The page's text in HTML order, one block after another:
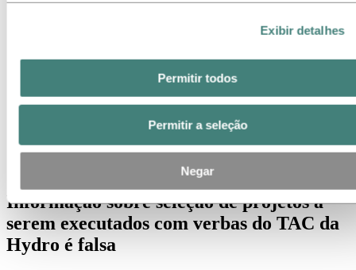
Exibir detalhes
Permitir todos
Permitir a seleção
Negar
Informação sobre seleção de projetos a serem executados com
verbas do TAC da Hydro é falsa
Informação sobre seleção de projetos a
serem executados com verbas do TAC da
Hydro é falsa